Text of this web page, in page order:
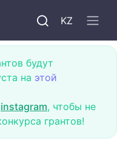
KZ
будут
на этой
instagram, чтобы не
грантов!